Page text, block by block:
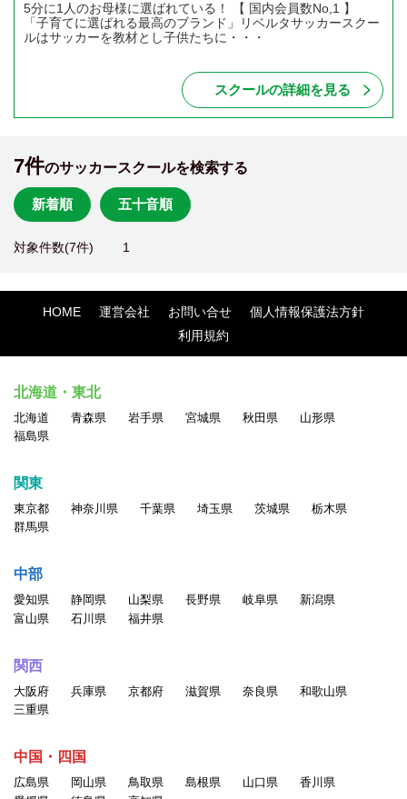
5分に1人のお母様に選ばれている！ 【 国内会員数No,1 】
「子育てに選ばれる最高のブランド」リベルタサッカースクー
ルはサッカーを教材とし子供たちに・・・
スクールの詳細を見る
7件のサッカースクールを検索する
新着順 五十音順
対象件数(7件) 1
HOME 運営会社 お問い合せ
個人情報保護法方針
利用規約
北海道・東北
北海道 青森県 岩手県 宮城県 秋田県
山形県
福島県
関東
東京都 神奈川県 千葉県 埼玉県 茨城県
栃木県
群馬県
中部
愛知県 静岡県 山梨県 長野県 岐阜県
新潟県
富山県
石川県 福井県
関西
大阪府 兵庫県 京都府 滋賀県 奈良県
和歌山県
三重県
中国・四国
広島県 岡山県 鳥取県 島根県 山口県
香川県